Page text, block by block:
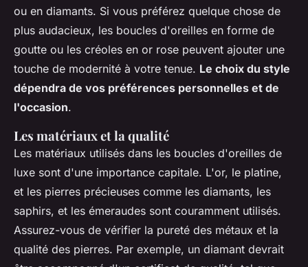
ou en diamants. Si vous préférez quelque chose de
plus audacieux, les boucles d'oreilles en forme de
goutte ou les créoles en or rose peuvent ajouter une
touche de modernité à votre tenue. Le choix du style
dépendra de vos préférences personnelles et de
l'occasion.
Les matériaux et la qualité
Les matériaux utilisés dans les boucles d'oreilles de
luxe sont d'une importance capitale. L'or, le platine,
et les pierres précieuses comme les diamants, les
saphirs, et les émeraudes sont couramment utilisés.
Assurez-vous de vérifier la pureté des métaux et la
qualité des pierres. Par exemple, un diamant devrait